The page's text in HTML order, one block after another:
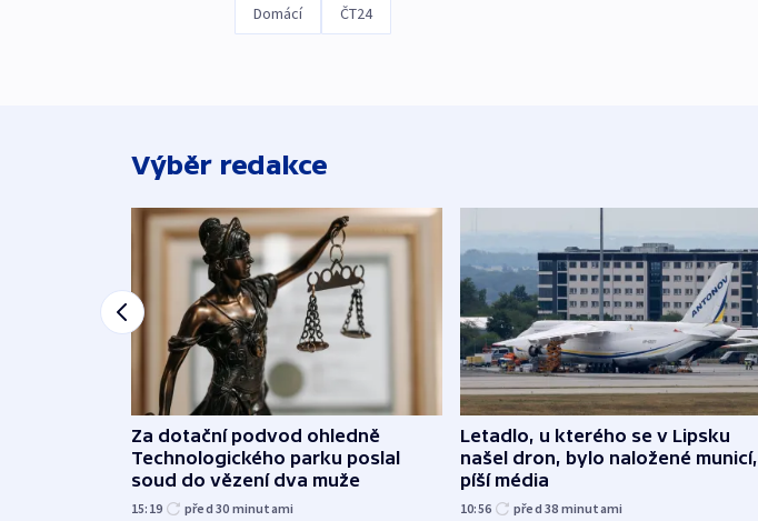
Domácí ČT24
Výběr redakce
Za dotační podvod ohledně
Technologického parku poslal
soud do vězení dva muže
15:19 před 30 minutami
Letadlo, u kterého se v Lipsku
našel dron, bylo naložené municí,
píší média
10:56 před 38 minutami